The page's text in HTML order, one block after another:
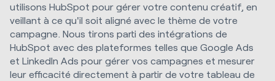
utilisons HubSpot pour gérer votre contenu créatif, en
veillant à ce qu'il soit aligné avec le thème de votre
campagne. Nous tirons parti des intégrations de
HubSpot avec des plateformes telles que Google Ads
et LinkedIn Ads pour gérer vos campagnes et mesurer
leur efficacité directement à partir de votre tableau de